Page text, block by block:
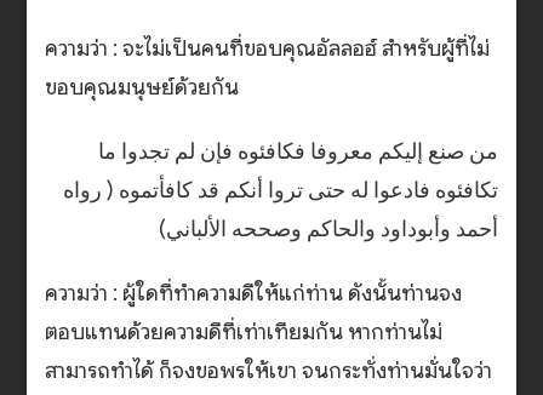
ความว่า : จะไม่เป็นคนที่ขอบคุณอัลลอฮ์ สำหรับผู้ที่ไม่
ขอบคุณมนุษย์ด้วยกัน
من صنع إليكم معروفا فكافئوه ‏فإن لم تجدوا ما
تكافئوه فادعوا له حتى تروا أنكم قد كافأتموه ( رواه
أحمد وأبوداود والحاكم وصححه الألباني)
ความว่า : ผู้ใดที่ทำความดีให้แก่ท่าน ดังนั้นท่านจง
ตอบแทนด้วยความดีที่เท่าเทียมกัน หากท่านไม่
สามารถทำได้ ก็จงขอพรให้เขา จนกระทั่งท่านมั่นใจว่า